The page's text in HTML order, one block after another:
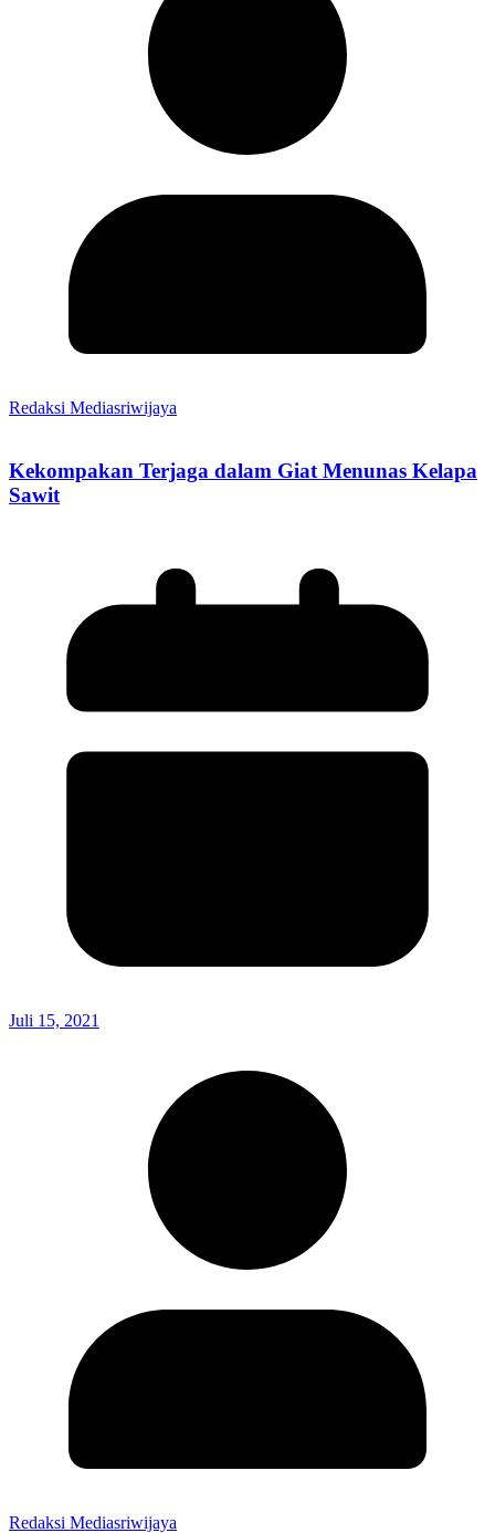
Redaksi Mediasriwijaya
Kekompakan Terjaga dalam Giat Menunas Kelapa
Sawit
Juli 15, 2021
Redaksi Mediasriwijaya